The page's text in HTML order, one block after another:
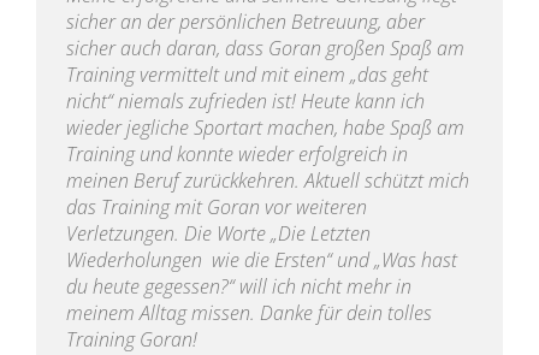
sicher an der persönlichen Betreuung, aber
sicher auch daran, dass Goran großen Spaß am
Training vermittelt und mit einem „das geht
nicht“ niemals zufrieden ist! Heute kann ich
wieder jegliche Sportart machen, habe Spaß am
Training und konnte wieder erfolgreich in
meinen Beruf zurückkehren. Aktuell schützt mich
das Training mit Goran vor weiteren
Verletzungen. Die Worte „Die Letzten
Wiederholungen wie die Ersten“ und „Was hast
du heute gegessen?“ will ich nicht mehr in
meinem Alltag missen. Danke für dein tolles
Training Goran!